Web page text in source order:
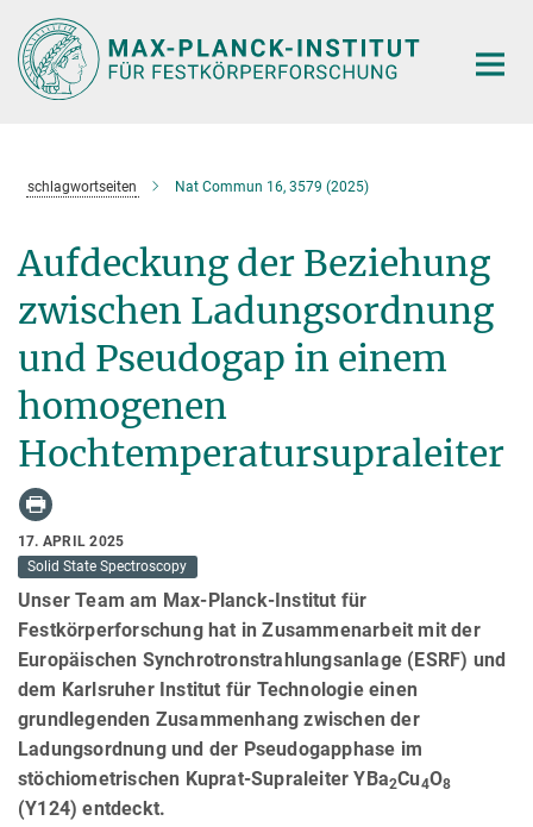
Hauptinhalt
schlagwortseiten Nat Commun 16, 3579 (2025)
Aufdeckung der Beziehung
zwischen Ladungsordnung
und Pseudogap in einem
homogenen
Hochtemperatursupraleiter
17. APRIL 2025
Solid State Spectroscopy
Unser Team am Max-Planck-Institut für
Festkörperforschung hat in Zusammenarbeit mit der
Europäischen Synchrotronstrahlungsanlage (ESRF) und
dem Karlsruher Institut für Technologie einen
grundlegenden Zusammenhang zwischen der
Ladungsordnung und der Pseudogapphase im
stöchiometrischen Kuprat-Supraleiter YBa2Cu4O8
(Y124) entdeckt.